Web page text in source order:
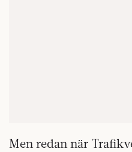
Men redan när